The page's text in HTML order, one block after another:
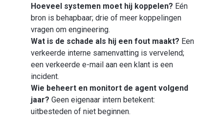
Hoeveel systemen moet hij koppelen? Eén
bron is behapbaar; drie of meer koppelingen
vragen om engineering.
Wat is de schade als hij een fout maakt? Een
verkeerde interne samenvatting is vervelend;
een verkeerde e-mail aan een klant is een
incident.
Wie beheert en monitort de agent volgend
jaar? Geen eigenaar intern betekent:
uitbesteden of niet beginnen.